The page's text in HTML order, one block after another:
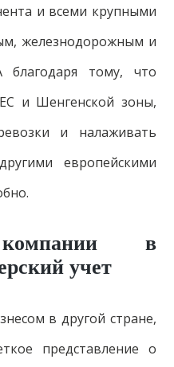
и всеми крупными
железнодорожным и
тому, что
и Шенгенской зоны,
и налаживать
европейскими
компании в
учет
в другой стране,
представление о